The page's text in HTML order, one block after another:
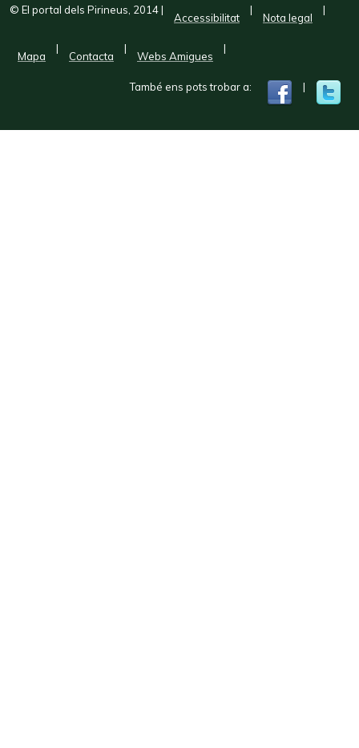
© El portal dels Pirineus, 2014|
Accessibilitat
|
Nota legal
|
Mapa
|
Contacta
|
Webs Amigues
|
També ens pots trobar a: |